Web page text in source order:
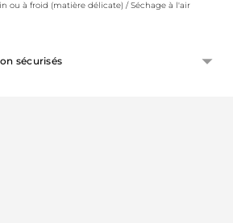
ou à froid (matière délicate) / Séchage à l'air
sécurisés